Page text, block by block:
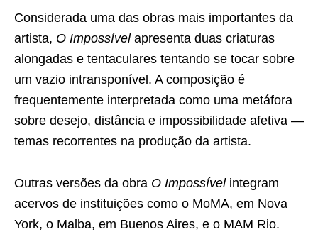
Considerada uma das obras mais importantes da
artista, O Impossívelapresenta duas criaturas
alongadas e tentaculares tentando se tocar sobre
um vazio intransponível. A composição é
frequentemente interpretada como uma metáfora
sobre desejo, distância e impossibilidade afetiva —
temas recorrentes na produção da artista.
Outras versões da obra O Impossívelintegram
acervos de instituições como o MoMA, em Nova
York, o Malba, em Buenos Aires, e o MAM Rio.